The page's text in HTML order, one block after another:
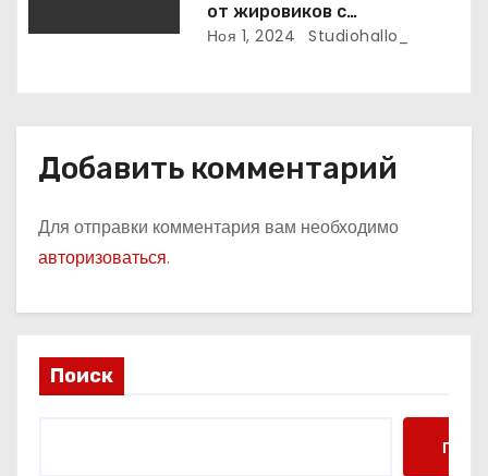
от жировиков с
рассасывающим эффектом
Ноя 1, 2024 Studiohallo_
Добавить комментарий
Для отправки комментария вам необходимо
авторизоваться.
Поиск
Поиск